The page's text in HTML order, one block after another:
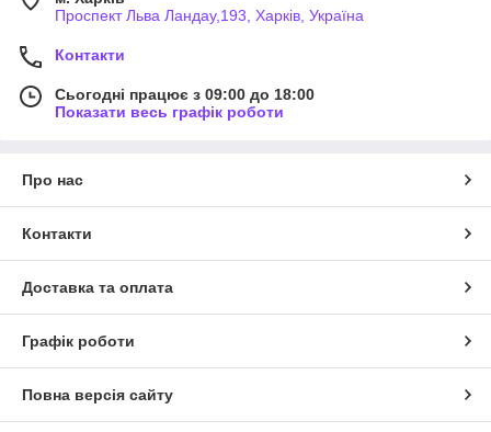
Проспект Льва Ландау,193, Харків, Україна
Контакти
Сьогодні працює з 09:00 до 18:00
Показати весь графік роботи
Про нас
Контакти
Доставка та оплата
Графік роботи
Повна версія сайту